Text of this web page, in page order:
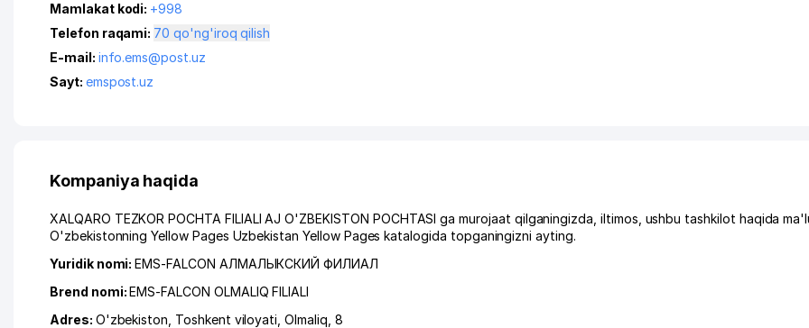
Mamlakat kodi: +998
Telefon raqami:
70 qo'ng'iroq qilish
E-mail: info.ems@post.uz
Sayt: emspost.uz
Kompaniya haqida
XALQARO TEZKOR POCHTA FILIALI AJ O'ZBEKISTON POCHTASI ga murojaat qilganingizda, iltimos, ushbu tashkilot haqida
O'zbekistonning Yellow Pages Uzbekistan Yellow Pages katalogida topganingizni ayting.
Yuridik nomi:EMS-FALCON АЛМАЛЫКСКИЙ ФИЛИАЛ
Brend nomi:EMS-FALCON OLMALIQ FILIALI
Adres: O'zbekiston, Toshkent viloyati ,Olmaliq , 8